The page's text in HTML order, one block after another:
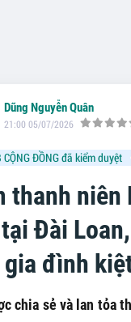
thanh niên
Đài
đình
chia sẻ và lan tỏa
Dũng Nguyễn Quân
21:00 05/07/2026
CỘNG ĐỒNG đã kiểm duyệt